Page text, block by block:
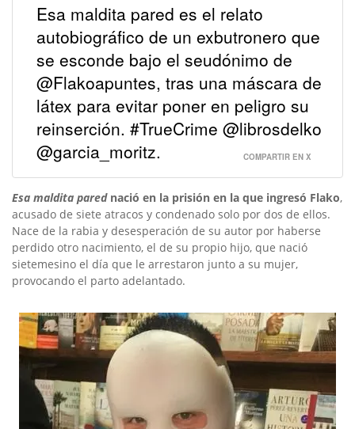
Esa maldita pared es el relato
autobiográfico de un exbutronero que
se esconde bajo el seudónimo de
@Flakoapuntes, tras una máscara de
látex para evitar poner en peligro su
reinserción. #TrueCrime @librosdelko
@garcia_moritz.
COMPARTIR EN X
Esa maldita parednació en la prisión en la que ingresó Flako,
acusado de siete atracos y condenado solo por dos de ellos.
Nace de la rabia y desesperación de su autor por haberse
perdido otro nacimiento, el de su propio hijo, que nació
sietemesino el día que le arrestaron junto a su mujer,
provocando el parto adelantado.